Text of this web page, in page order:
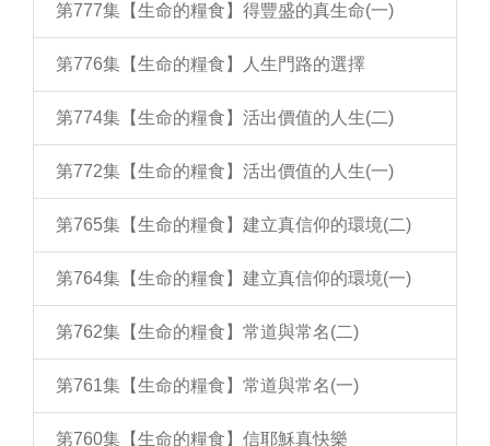
第777集【生命的糧食】得豐盛的真生命(一)
第776集【生命的糧食】人生門路的選擇
第774集【生命的糧食】活出價值的人生(二)
第772集【生命的糧食】活出價值的人生(一)
第765集【生命的糧食】建立真信仰的環境(二)
第764集【生命的糧食】建立真信仰的環境(一)
第762集【生命的糧食】常道與常名(二)
第761集【生命的糧食】常道與常名(一)
第760集【生命的糧食】信耶穌真快樂